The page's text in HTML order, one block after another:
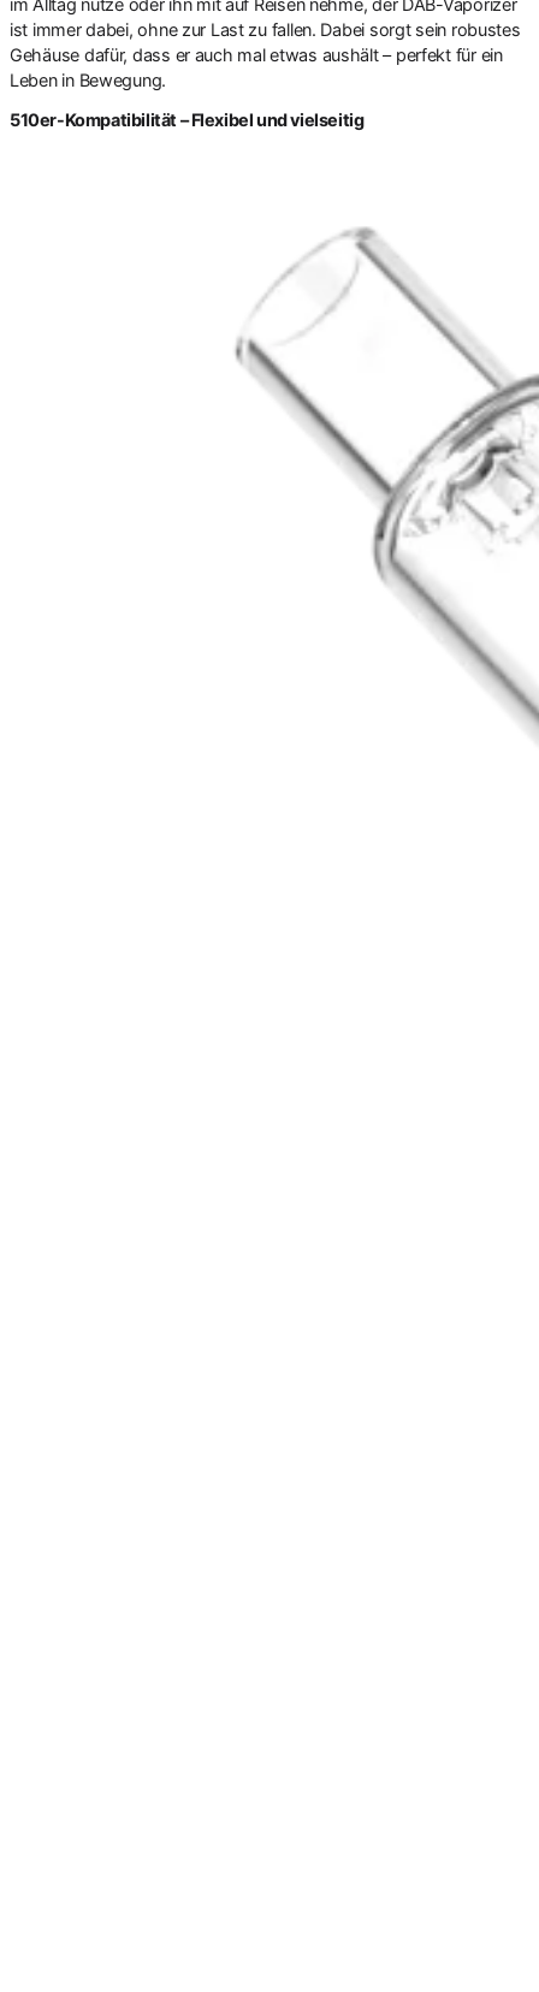
im Alltag nutze oder ihn mit auf Reisen nehme, der DAB-Vaporizer
ist immer dabei, ohne zur Last zu fallen. Dabei sorgt sein robustes
Gehäuse dafür, dass er auch mal etwas aushält – perfekt für ein
Leben in Bewegung.
510er-Kompatibilität – Flexibel und vielseitig